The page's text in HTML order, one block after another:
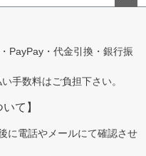
ップ
へ
PayPay・代金引換・銀行振
手数料はご負担下さい。
て】
に電話やメールにて確認させ